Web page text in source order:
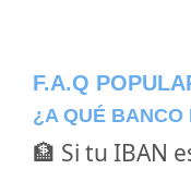
F.A.Q
¿A QUÉ BANCO
🏦 Si tu IBAN